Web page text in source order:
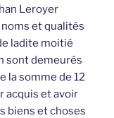
Leroyer
et qualités
ladite moitié
sont demeurés
la somme de 12
acquis et avoir
biens et choses